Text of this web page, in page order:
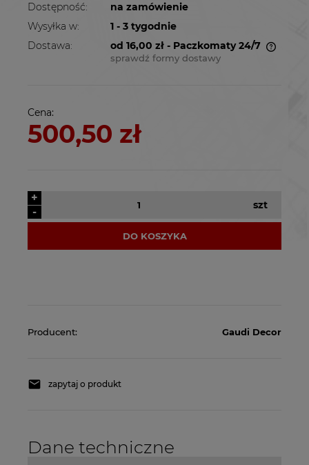
Dostępność:
na zamówienie
Wysyłka w:
1 - 3 tygodnie
Dostawa:
od 16,00 zł - Paczkomaty 24/7
Cena nie zawiera ewentualnych kosztów
sprawdź formy dostawy
Cena:
500,50 zł
-
+
szt
DO KOSZYKA
Producent: Gaudi Decor
zapytaj o produkt
Dane techniczne